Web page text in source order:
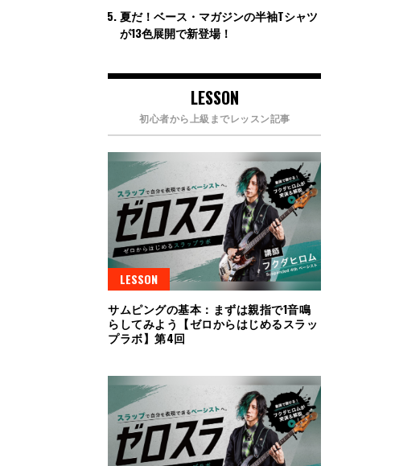
夏だ！ベース・マガジンの半袖Tシャツ
が13色展開で新登場！
LESSON
初心者から上級までレッスン記事
LESSON
サムピングの基本：まずは親指で1音鳴
らしてみよう【ゼロからはじめるスラッ
プラボ】第4回